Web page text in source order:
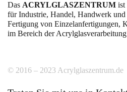
Das ACRYLGLASZENTRUM ist
für Industrie, Handel, Handwerk
Fertigung von Einzelanfertigungen,
im Bereich der
© 2016 – 2023 Acrylglaszentrum.de